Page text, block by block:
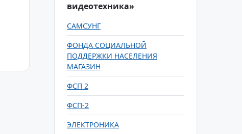
видеотехника»
САМСУНГ
ФОНДА СОЦИАЛЬНОЙ
ПОДДЕРЖКИ НАСЕЛЕНИЯ
МАГАЗИН
ФСП 2
ФСП-2
ЭЛЕКТРОНИКА